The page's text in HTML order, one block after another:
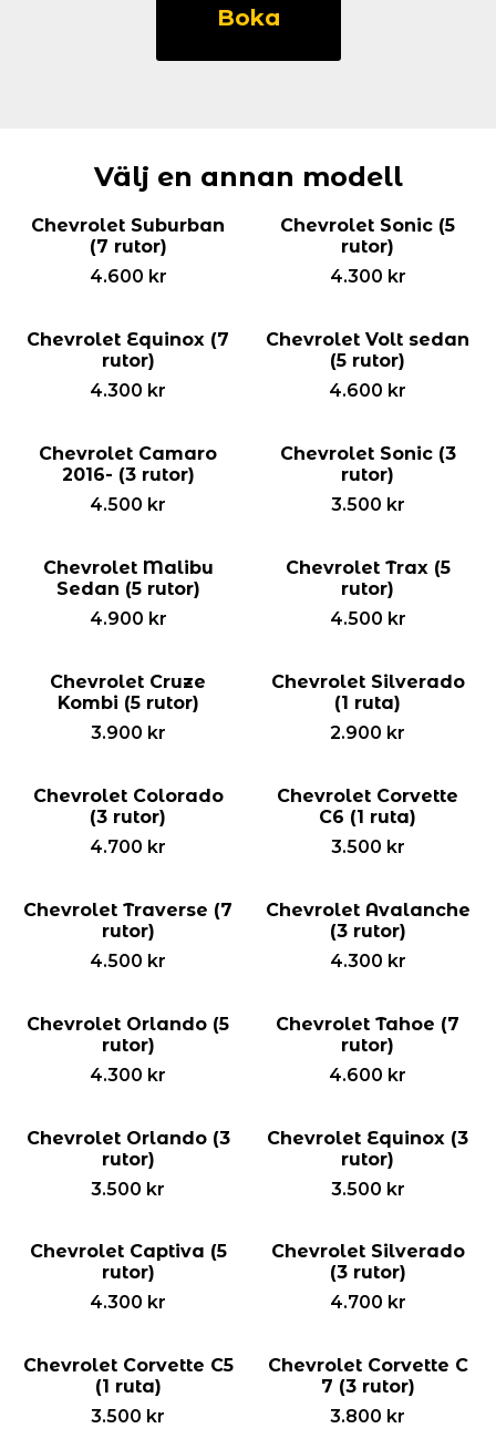
rutor)
Boka
Välj en annan modell
Chevrolet Suburban
(7 rutor)
4.600 kr
Chevrolet Sonic (5
rutor)
4.300 kr
Chevrolet Equinox (7
rutor)
4.300 kr
Chevrolet Volt sedan
(5 rutor)
4.600 kr
Chevrolet Camaro
2016- (3 rutor)
4.500 kr
Chevrolet Sonic (3
rutor)
3.500 kr
Chevrolet Malibu
Sedan (5 rutor)
4.900 kr
Chevrolet Trax (5
rutor)
4.500 kr
Chevrolet Cruze
Kombi (5 rutor)
3.900 kr
Chevrolet Silverado
(1 ruta)
2.900 kr
Chevrolet Colorado
(3 rutor)
4.700 kr
Chevrolet Corvette
C6 (1 ruta)
3.500 kr
Chevrolet Traverse (7
rutor)
4.500 kr
Chevrolet Avalanche
(3 rutor)
4.300 kr
Chevrolet Orlando (5
rutor)
4.300 kr
Chevrolet Tahoe (7
rutor)
4.600 kr
Chevrolet Orlando (3
rutor)
3.500 kr
Chevrolet Equinox (3
rutor)
3.500 kr
Chevrolet Captiva (5
rutor)
4.300 kr
Chevrolet Silverado
(3 rutor)
4.700 kr
Chevrolet Corvette C5
(1 ruta)
3.500 kr
Chevrolet Corvette C
7 (3 rutor)
3.800 kr